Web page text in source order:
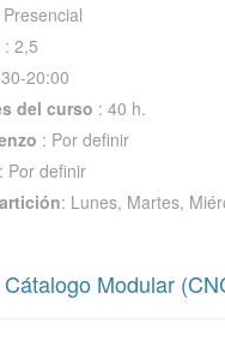
Presencial
: 2,5
20:00
del curso : 40 h.
: Por definir
: Por definir
: Lunes, Martes,
Modular